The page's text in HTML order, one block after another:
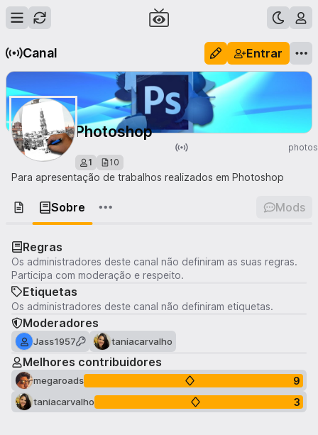
Canal Entrar
Photoshop
1
10
Para apresentação de trabalhos realizados em Photoshop
Sobre Mods
Regras
Os administradores deste canal não definiram as suas regras.
Participa com moderação e respeito.
Etiquetas
Os administradores deste canal não definiram etiquetas.
Moderadores
Jass1957 taniacarvalho
Melhores contribuidores
megaroads 9
taniacarvalho 3